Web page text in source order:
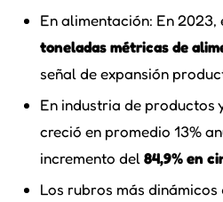
En alimentación: En 2023,
toneladas métricas de
señal de expansión
En industria de productos
creció en promedio 13%
incremento del84,9% en
Los rubros más